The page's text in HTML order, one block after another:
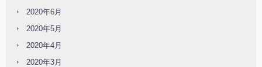
2020年6月
2020年5月
2020年4月
2020年3月